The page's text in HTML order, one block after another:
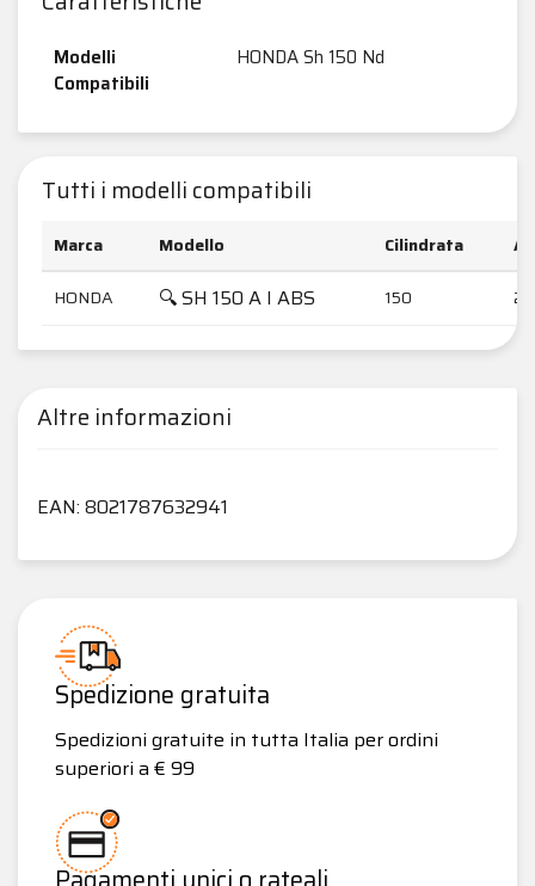
Modelli
Compatibili
HONDA Sh 150 Nd
Tutti i modelli compatibili
Marca Modello Cilindrata
HONDA
🔍 SH 150 A I ABS 150
Altre informazioni
EAN: 8021787632941
Spedizione gratuita
Spedizioni gratuite in tutta Italia per ordini
superiori a € 99